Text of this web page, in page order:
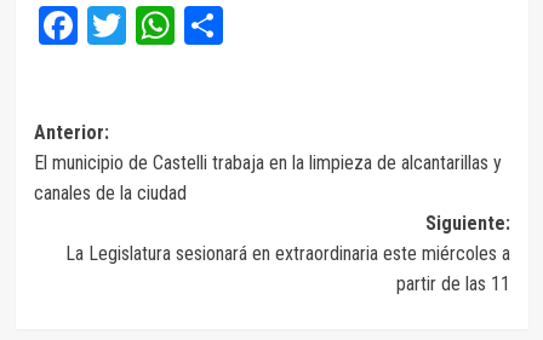
Facebook
Twitter
WhatsApp
Compartir
Navegación
de
Anterior:
El municipio de Castelli trabaja en la limpieza de alcantarillas y
canales de la ciudad
Siguiente:
La Legislatura sesionará en extraordinaria este miércoles a
partir de las 11